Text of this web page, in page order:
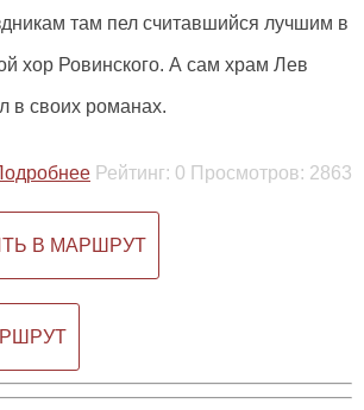
там пел считавшийся лучшим в
хор Ровинского. А сам храм Лев
в своих романах.
Рейтинг: 0 Просмотров: 2863
В МАРШРУТ